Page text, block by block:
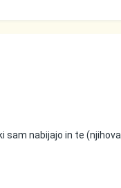
sam nabijajo in te